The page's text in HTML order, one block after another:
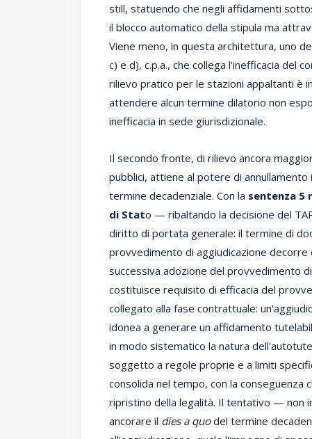
still, statuendo che negli affidamenti
il blocco automatico della stipula ma
Viene meno, in questa architettura, uno
c) e d), c.p.a., che collega l'inefficacia del
rilievo pratico per le stazioni appaltanti è
attendere alcun termine dilatorio non
inefficacia in sede giurisdizionale.
Il secondo fronte, di rilievo ancora
pubblici, attiene al potere di
termine decadenziale. Con la sentenza 5
di Stato — ribaltando la decisione del
diritto di portata generale: il termine di
provvedimento di aggiudicazione decorre
successiva adozione del provvedimento
costituisce requisito di efficacia del
collegato alla fase contrattuale:
idonea a generare un affidamento
in modo sistematico la natura
soggetto a regole proprie e a limiti
consolida nel tempo, con la
ripristino della legalità. Il tentativo — non
ancorare il dies a quodel termine